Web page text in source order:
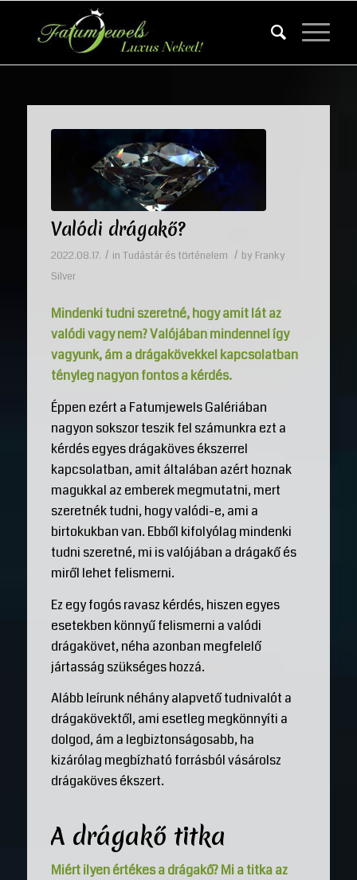
Valódi drágakő?
2022.08.17. / in Tudástár és történelem / by Franky
Silver
Mindenki tudni szeretné, hogy amit lát az
valódi vagy nem? Valójában mindennel így
vagyunk, ám a drágakövekkel kapcsolatban
tényleg nagyon fontos a kérdés.
Éppen ezért a Fatumjewels Galériában
nagyon sokszor teszik fel számunkra ezt a
kérdés egyes drágaköves ékszerrel
kapcsolatban, amit általában azért hoznak
magukkal az emberek megmutatni, mert
szeretnék tudni, hogy valódi-e, ami a
birtokukban van. Ebből kifolyólag mindenki
tudni szeretné, mi is valójában a drágakő és
miről lehet felismerni.
Ez egy fogós ravasz kérdés, hiszen egyes
esetekben könnyű felismerni a valódi
drágakövet, néha azonban megfelelő
jártasság szükséges hozzá.
Alább leírunk néhány alapvető tudnivalót a
drágakövektől, ami esetleg megkönnyíti a
dolgod, ám a legbiztonságosabb, ha
kizárólag megbízható forrásból vásárolsz
drágaköves ékszert.
A drágakő titka
Miért ilyen értékes a drágakő? Mi a titka az